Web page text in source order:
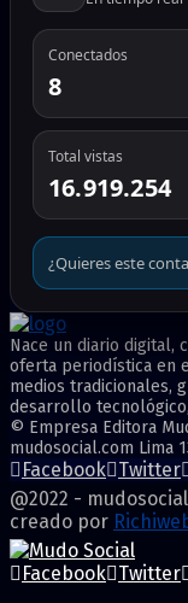
Conectados
8
Total vistas
16.919.254
¿Quieres este
Nace un diario digital,
oferta periodística en
medios tradicionales,
desarrollo
© Empresa Editora
mudosocial.com Lima
Facebook Twitter
@2022 -
creado por
Facebook Twitter